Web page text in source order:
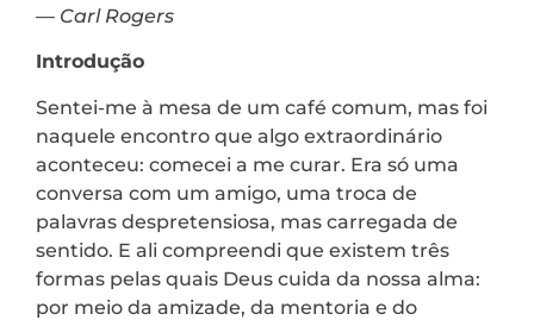
— Carl Rogers
Introdução
Sentei-me à mesa de um café comum, mas foi
naquele encontro que algo extraordinário
aconteceu: comecei a me curar. Era só uma
conversa com um amigo, uma troca de
palavras despretensiosa, mas carregada de
sentido. E ali compreendi que existem três
formas pelas quais Deus cuida da nossa alma:
por meio da amizade, da mentoria e do